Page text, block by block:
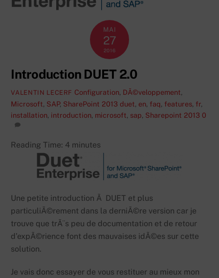
MAI
27
2016
Introduction DUET 2.0
VALENTIN LECERF Configuration, DÃ©veloppement,
Microsoft, SAP, SharePoint 2013 duet, en, faq, features, fr,
installation, introduction, microsoft, sap, Sharepoint 2013 0
Reading Time: 4 minutes
Une petite introduction Ã DUET et plus
particuliÃ©rement dans la derniÃ©re version car je
trouve que trÃ¨s peu de documentation et de retour
d’expÃ©rience font des mauvaises idÃ©es sur cette
solution.
Je vais donc essayer de vous restituer au mieux mon